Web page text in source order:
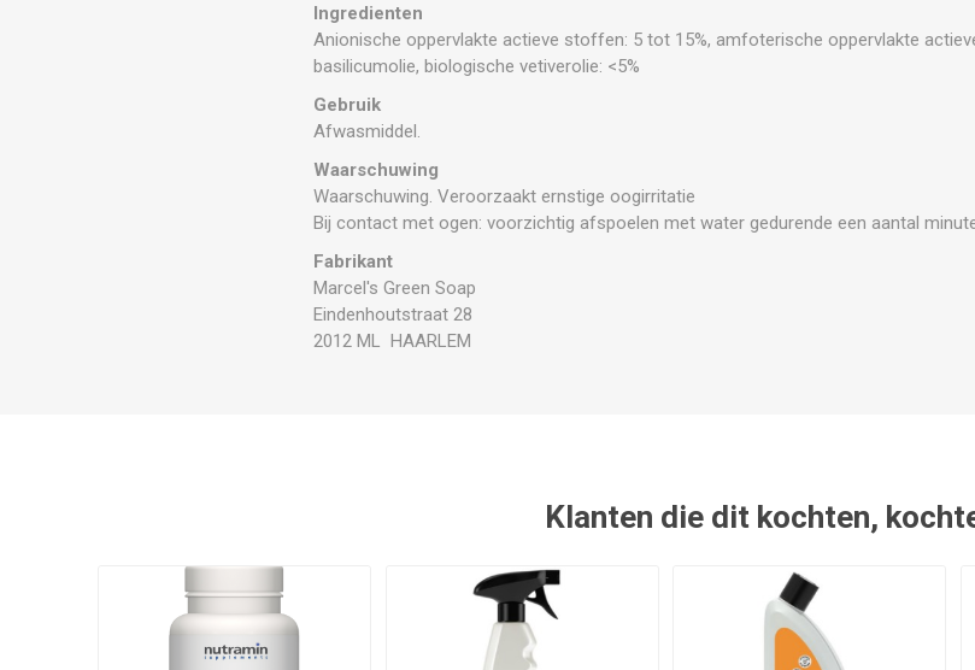
Ingredienten
Anionische oppervlakte actieve stoffen: 5 tot 15%, amfoterische oppervlakte
basilicumolie, biologische vetiverolie: <5%
Gebruik
Afwasmiddel.
Waarschuwing
Waarschuwing. Veroorzaakt ernstige oogirritatie
Bij contact met ogen: voorzichtig afspoelen met water gedurende een aantal
Fabrikant
Marcel's Green Soap
Eindenhoutstraat 28
2012 ML HAARLEM
Klanten die dit kochten,